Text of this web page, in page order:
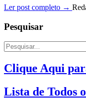
Ler post completo →
Pesquisar
Clique Aqui
Lista de Todos